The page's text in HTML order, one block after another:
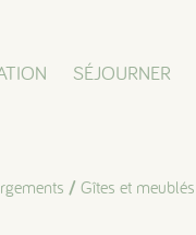
SÉJOURNER
/ Gîtes et meublés